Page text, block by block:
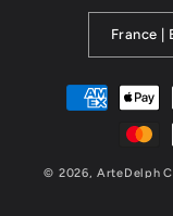
Moyens
© 2026,ArteDelph